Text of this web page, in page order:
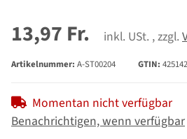
13,97 Fr. inkl. USt. , zzgl.
Artikelnummer: A-ST00204 GTIN:
Momentan nicht verfügbar
Benachrichtigen, wenn verfügbar